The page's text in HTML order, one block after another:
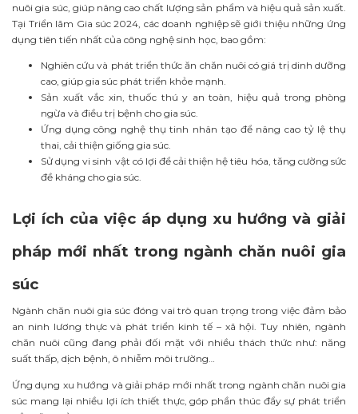
nuôi gia súc, giúp nâng cao chất lượng sản phẩm và hiệu quả sản xuất.
Tại Triển lãm Gia súc 2024, các doanh nghiệp sẽ giới thiệu những ứng
dụng tiên tiến nhất của công nghệ sinh học, bao gồm:
Nghiên cứu và phát triển thức ăn chăn nuôi có giá trị dinh dưỡng
cao, giúp gia súc phát triển khỏe mạnh.
Sản xuất vắc xin, thuốc thú y an toàn, hiệu quả trong phòng
ngừa và điều trị bệnh cho gia súc.
Ứng dụng công nghệ thụ tinh nhân tạo để nâng cao tỷ lệ thụ
thai, cải thiện giống gia súc.
Sử dụng vi sinh vật có lợi để cải thiện hệ tiêu hóa, tăng cường sức
đề kháng cho gia súc.
Lợi ích của việc áp dụng xu hướng và giải
pháp mới nhất trong ngành chăn nuôi gia
súc
Ngành chăn nuôi gia súc đóng vai trò quan trọng trong việc đảm bảo
an ninh lương thực và phát triển kinh tế – xã hội. Tuy nhiên, ngành
chăn nuôi cũng đang phải đối mặt với nhiều thách thức như: năng
suất thấp, dịch bệnh, ô nhiễm môi trường…
Ứng dụng xu hướng và giải pháp mới nhất trong ngành chăn nuôi gia
súc mang lại nhiều lợi ích thiết thực, góp phần thúc đẩy sự phát triển